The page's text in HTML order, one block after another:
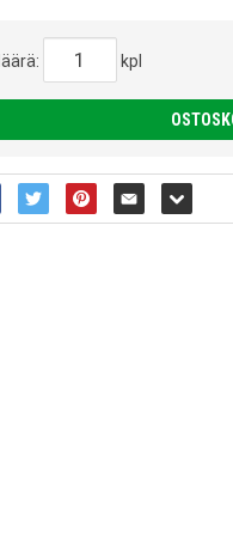
kpl